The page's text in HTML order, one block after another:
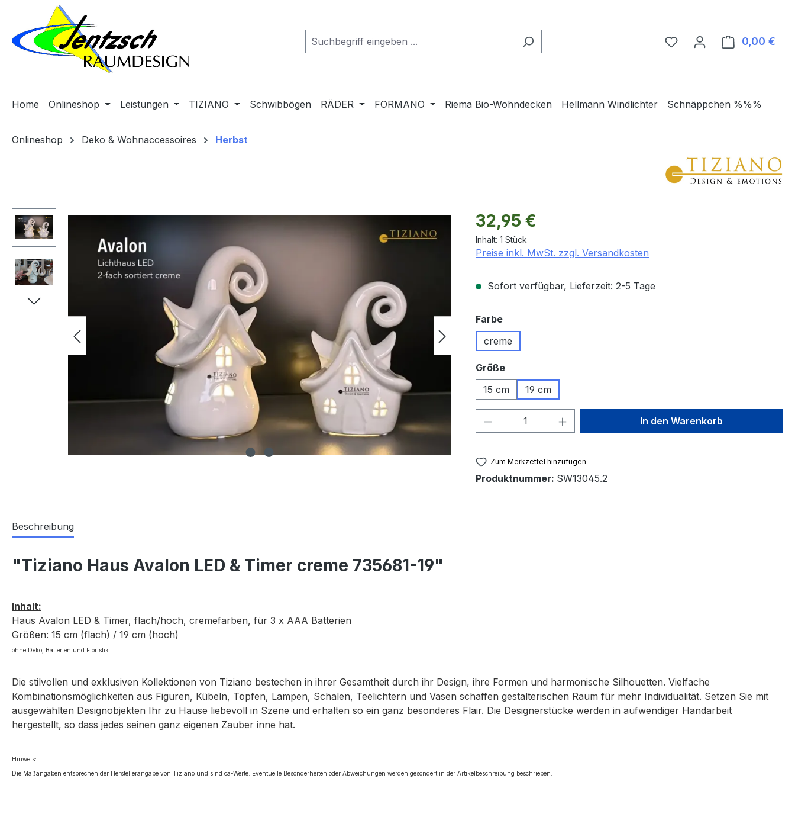
Hauptinhalt springen
Zur Suche springen
Zur Hauptnavigation springen
0,00 €
Home Onlineshop Leistungen TIZIANO Schwibbögen RÄDER FORMANO Riema Bio-Wohndecken Hellmann Windlichter Schnäppchen %%%
Onlineshop Deko & Wohnaccessoires Herbst
Bildergalerie überspringen Regulärer Preis:
32,95 €
Inhalt: 1 Stück
Preise inkl. MwSt. zzgl. Versandkosten
Sofort verfügbar, Lieferzeit: 2-5 Tage
Farbeauswählen
creme
Größeauswählen
15 cm
19 cm
Produkt Anzahl: Gib den gewünschten Wert
In den Warenkorb
Zum Merkzettel hinzufügen
Produktnummer: SW13045.2
Beschreibung
"Tiziano Haus Avalon LED & Timer creme 735681-19"
Inhalt:
Haus Avalon LED & Timer, flach/hoch, cremefarben, für 3 x AAA Batterien
Größen: 15 cm (flach) / 19 cm (hoch)
ohne Deko, Batterien und Floristik
Die stilvollen und exklusiven Kollektionen von Tiziano bestechen in ihrer Gesamtheit durch ihr Design, ihre Formen und harmonische Silhouetten. Vielfache
Kombinationsmöglichkeiten aus Figuren, Kübeln, Töpfen, Lampen, Schalen, Teelichtern und Vasen schaffen gestalterischen Raum für mehr Individualität. Setzen Sie mit
ausgewählten Designobjekten Ihr zu Hause liebevoll in Szene und erhalten so ein ganz besonderes Flair. Die Designerstücke werden in aufwendiger Handarbeit
hergestellt, so dass jedes seinen ganz eigenen Zauber inne hat.
Hinweis:
Die Maßangaben entsprechen der Herstellerangabe von Tiziano und sind ca-Werte. Eventuelle Besonderheiten oder Abweichungen werden gesondert in der Artikelbeschreibung beschrieben.